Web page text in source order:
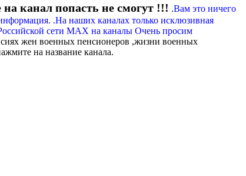
канал попасть не смогут !!! .Вам это ничего
.На наших каналах только исклюзивная
сети МАХ на каналы Очень просим
жен военных пенсионеров ,жизни военных
на название канала.